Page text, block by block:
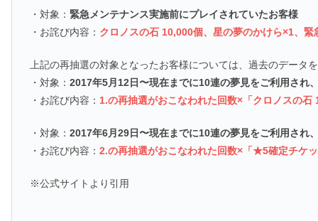
・対象： 緊急メンテナンス実施前にプレイされていたお客様
・お詫び内容： クロノスの石 10,000個、星の夢のかけら×1、
上記の再抽選の対象となったお客様については、過去のデータ
・対象：2017年5月12日〜現在までに10連の夢見をご利用され
・お詫び内容： 1.の再抽選がおこなわれた回数×「クロノスの石
・対象：2017年6月29日〜現在までに10連の夢見をご利用され
・お詫び内容：2.の再抽選がおこなわれた回数×「★5確定チケ
※公式サイトより引用